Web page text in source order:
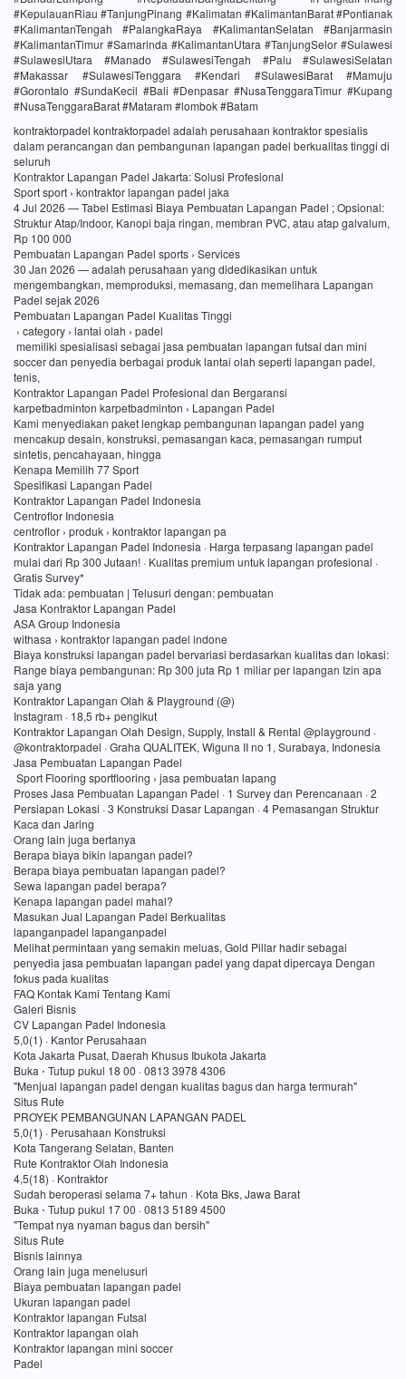
#KepulauanRiau #TanjungPinang #Kalimatan #KalimantanBarat #Pontianak
#KalimantanTengah #PalangkaRaya #KalimantanSelatan #Banjarmasin
#KalimantanTimur #Samarinda #KalimantanUtara #TanjungSelor #Sulawesi
#SulawesiUtara #Manado #SulawesiTengah #Palu #SulawesiSelatan
#Makassar #SulawesiTenggara #Kendari #SulawesiBarat #Mamuju
#Gorontalo #SundaKecil #Bali #Denpasar #NusaTenggaraTimur #Kupang
#NusaTenggaraBarat #Mataram #lombok #Batam
kontraktorpadel kontraktorpadel adalah perusahaan kontraktor spesialis
dalam perancangan dan pembangunan lapangan padel berkualitas tinggi di
seluruh
Kontraktor Lapangan Padel Jakarta: Solusi Profesional
Sport sport › kontraktor lapangan padel jaka
4 Jul 2026 — Tabel Estimasi Biaya Pembuatan Lapangan Padel ; Opsional:
Struktur Atap/Indoor, Kanopi baja ringan, membran PVC, atau atap galvalum,
Rp 100 000
Pembuatan Lapangan Padel sports › Services
30 Jan 2026 — adalah perusahaan yang didedikasikan untuk
mengembangkan, memproduksi, memasang, dan memelihara Lapangan
Padel sejak 2026
Pembuatan Lapangan Padel Kualitas Tinggi
› category › lantai olah › padel
memiliki spesialisasi sebagai jasa pembuatan lapangan futsal dan mini
soccer dan penyedia berbagai produk lantai olah seperti lapangan padel,
tenis,
Kontraktor Lapangan Padel Profesional dan Bergaransi
karpetbadminton karpetbadminton › Lapangan Padel
Kami menyediakan paket lengkap pembangunan lapangan padel yang
mencakup desain, konstruksi, pemasangan kaca, pemasangan rumput
sintetis, pencahayaan, hingga
Kenapa Memilih 77 Sport
Spesifikasi Lapangan Padel
Kontraktor Lapangan Padel Indonesia
Centroflor Indonesia
centroflor › produk › kontraktor lapangan pa
Kontraktor Lapangan Padel Indonesia · Harga terpasang lapangan padel
mulai dari Rp 300 Jutaan! · Kualitas premium untuk lapangan profesional ·
Gratis Survey*
Tidak ada: pembuatan ‎| Telusuri dengan: pembuatan
Jasa Kontraktor Lapangan Padel
ASA Group Indonesia
withasa › kontraktor lapangan padel indone
Biaya konstruksi lapangan padel bervariasi berdasarkan kualitas dan lokasi:
Range biaya pembangunan: Rp 300 juta Rp 1 miliar per lapangan Izin apa
saja yang
Kontraktor Lapangan Olah & Playground (@)
Instagram · 18,5 rb+ pengikut
Kontraktor Lapangan Olah Design, Supply, Install & Rental @playground ·
@kontraktorpadel · Graha QUALITEK, Wiguna II no 1, Surabaya, Indonesia
Jasa Pembuatan Lapangan Padel
Sport Flooring sportflooring › jasa pembuatan lapang
Proses Jasa Pembuatan Lapangan Padel · 1 Survey dan Perencanaan · 2
Persiapan Lokasi · 3 Konstruksi Dasar Lapangan · 4 Pemasangan Struktur
Kaca dan Jaring
Orang lain juga bertanya
Berapa biaya bikin lapangan padel?
Berapa biaya pembuatan lapangan padel?
Sewa lapangan padel berapa?
Kenapa lapangan padel mahal?
Masukan Jual Lapangan Padel Berkualitas
lapanganpadel lapanganpadel
Melihat permintaan yang semakin meluas, Gold Pillar hadir sebagai
penyedia jasa pembuatan lapangan padel yang dapat dipercaya Dengan
fokus pada kualitas
FAQ Kontak Kami Tentang Kami
Galeri Bisnis
CV Lapangan Padel Indonesia
5,0(1) · Kantor Perusahaan
Kota Jakarta Pusat, Daerah Khusus Ibukota Jakarta
Buka ⋅ Tutup pukul 18 00 · 0813 3978 4306
"Menjual lapangan padel dengan kualitas bagus dan harga termurah"
Situs Rute
PROYEK PEMBANGUNAN LAPANGAN PADEL
5,0(1) · Perusahaan Konstruksi
Kota Tangerang Selatan, Banten
Rute Kontraktor Olah Indonesia
4,5(18) · Kontraktor
Sudah beroperasi selama 7+ tahun · Kota Bks, Jawa Barat
Buka ⋅ Tutup pukul 17 00 · 0813 5189 4500
"Tempat nya nyaman bagus dan bersih"
Situs Rute
Bisnis lainnya
Orang lain juga menelusuri
Biaya pembuatan lapangan padel
Ukuran lapangan padel
Kontraktor lapangan Futsal
Kontraktor lapangan olah
Kontraktor lapangan mini soccer
Padel